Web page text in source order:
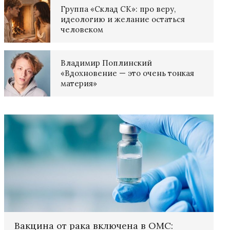
Группа «Склад СК»: про веру,
идеологию и желание остаться
человеком
Владимир Поплинский
«Вдохновение — это очень тонкая
материя»
Вакцина от рака включена в ОМС: